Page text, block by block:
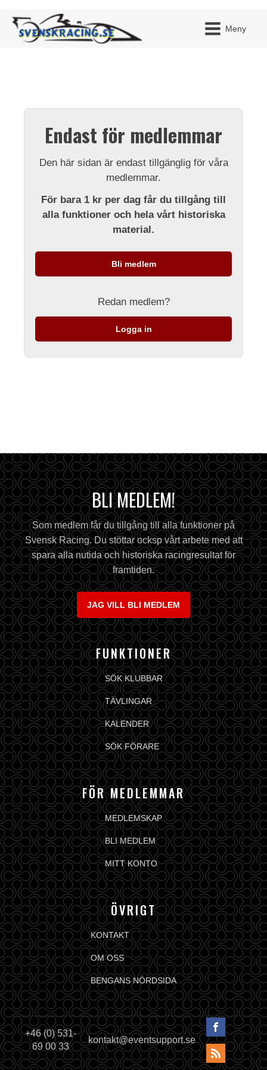
Meny
Endast för medlemmar
Den här sidan är endast tillgänglig för våra
medlemmar.
För bara 1 kr per dag får du tillgång till
alla funktioner och hela vårt historiska
material.
Bli medlem
Redan medlem?
Logga in
BLI MEDLEM!
Som medlem får du tillgång till alla funktioner på
Svensk Racing. Du stöttar ocksp vårt arbete med att
spara alla nutida och historiska racingresultat för
framtiden.
JAG VILL BLI MEDLEM
FUNKTIONER
SÖK KLUBBAR
TÄVLINGAR
KALENDER
SÖK FÖRARE
FÖR MEDLEMMAR
MEDLEMSKAP
BLI MEDLEM
MITT KONTO
ÖVRIGT
KONTAKT
OM OSS
BENGANS NÖRDSIDA
+46 (0) 531-
69 00 33
kontakt@eventsupport.se